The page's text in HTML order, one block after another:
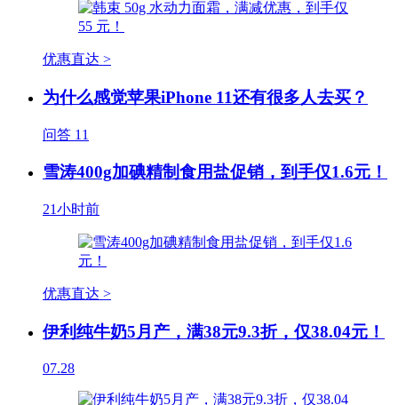
优惠直达 >
为什么感觉苹果iPhone 11还有很多人去买？
问答 11
雪涛400g加碘精制食用盐促销，到手仅1.6元！
21小时前
优惠直达 >
伊利纯牛奶5月产，满38元9.3折，仅38.04元！
07.28